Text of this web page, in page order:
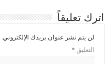
اترك تعليقاً
لن يتم نشر عنوان بريدك الإلكتروني.
التعليق *